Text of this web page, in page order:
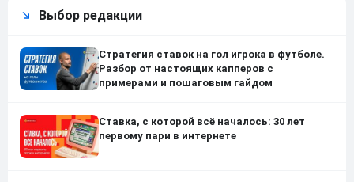
Выбор редакции
Стратегия ставок на гол игрока в футболе.
Разбор от настоящих капперов с
примерами и пошаговым гайдом
Ставка, с которой всё началось: 30 лет
первому пари в интернете